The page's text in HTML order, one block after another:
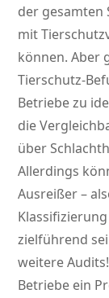
der gesamten
mit
können. Aber
Tierschutz-
Betriebe zu
die
über
Allerdings
Ausreißer –
zielführend
weitere
Betriebe ein